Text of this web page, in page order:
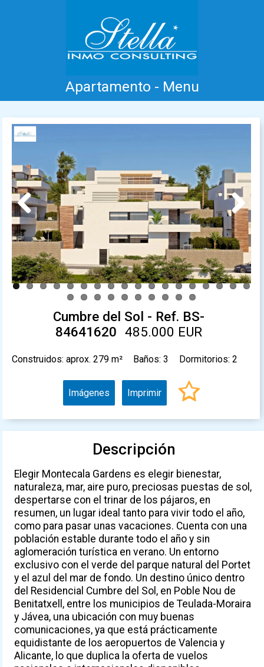
Apartamento - Menu
Inicio Costa Blanca Venta Alquiler
Nueva Construcción
Testimonios
Previous Next
Cumbre del Sol - Ref. BS-
84641620 485.000 EUR
Construidos: aprox. 279 m² Baños: 3 Dormitorios: 2
Imágenes Imprimir
Descripción
Elegir Montecala Gardens es elegir bienestar,
naturaleza, mar, aire puro, preciosas puestas de sol,
despertarse con el trinar de los pájaros, en
resumen, un lugar ideal tanto para vivir todo el año,
como para pasar unas vacaciones. Cuenta con una
población estable durante todo el año y sin
aglomeración turística en verano. Un entorno
exclusivo con el verde del parque natural del Portet
y el azul del mar de fondo. Un destino único dentro
del Residencial Cumbre del Sol, en Poble Nou de
Benitatxell, entre los municipios de Teulada-Moraira
y Jávea, una ubicación con muy buenas
comunicaciones, ya que está prácticamente
equidistante de los aeropuertos de Valencia y
Alicante, lo que duplica la oferta de vuelos